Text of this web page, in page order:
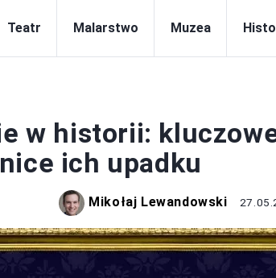
Teatr Malarstwo Muzea
w historii:
ich upadku
Mikołaj Lewandowski